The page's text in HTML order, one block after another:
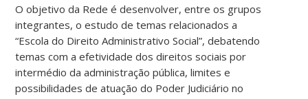
O objetivo da Rede é desenvolver, entre os grupos
integrantes, o estudo de temas relacionados a
“Escola do Direito Administrativo Social”, debatendo
temas com a efetividade dos direitos sociais por
intermédio da administração pública, limites e
possibilidades de atuação do Poder Judiciário no